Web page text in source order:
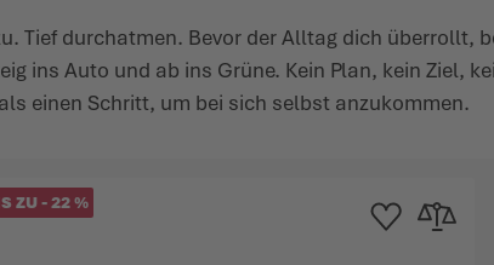
Tief durchatmen. Bevor der Alltag dich überrollt,
ins Auto und ab ins Grüne. Kein Plan, kein Ziel,
einen Schritt, um bei sich selbst anzukommen.
hinzufügen
ZU -22%
Zur Wunschliste
Zur